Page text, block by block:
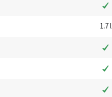
1.7 l